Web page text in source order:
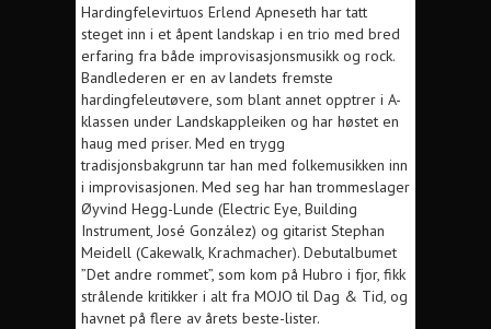
Hardingfelevirtuos Erlend Apneseth har tatt
steget inn i et åpent landskap i en trio med bred
erfaring fra både improvisasjonsmusikk og rock.
Bandlederen er en av landets fremste
hardingfeleutøvere, som blant annet opptrer i A-
klassen under Landskappleiken og har høstet en
haug med priser. Med en trygg
tradisjonsbakgrunn tar han med folkemusikken inn
i improvisasjonen. Med seg har han trommeslager
Øyvind Hegg-Lunde (Electric Eye, Building
Instrument, José González) og gitarist Stephan
Meidell (Cakewalk, Krachmacher). Debutalbumet
”Det andre rommet”, som kom på Hubro i fjor, fikk
strålende kritikker i alt fra MOJO til Dag & Tid, og
havnet på flere av årets beste-lister.